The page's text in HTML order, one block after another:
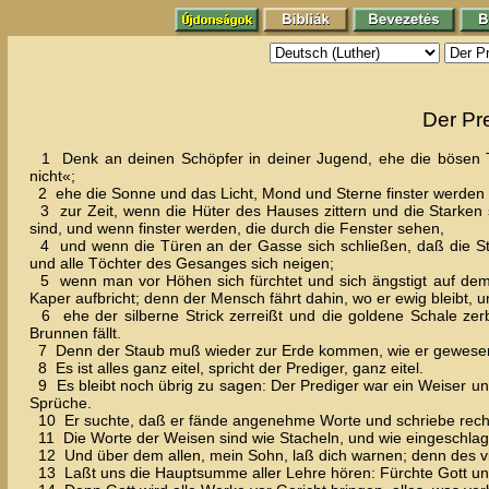
Der
1 Denk an deinen Schöpfer in deiner Jugend, ehe die bösen
nicht«;
2 ehe die Sonne und das Licht, Mond und Sterne finster
3 zur Zeit, wenn die Hüter des Hauses zittern und die
sind, und wenn finster werden, die durch die Fenster sehen,
4 und wenn die Türen an der Gasse sich schließen, daß die
und alle Töchter des Gesanges sich neigen;
5 wenn man vor Höhen sich fürchtet und sich ängstigt auf
Kaper aufbricht; denn der Mensch fährt dahin, wo er ewig bleibt,
6 ehe der silberne Strick zerreißt und die goldene Schale
Brunnen fällt.
7 Denn der Staub muß wieder zur Erde kommen, wie er
8 Es ist alles ganz eitel, spricht der Prediger, ganz eitel.
9 Es bleibt noch übrig zu sagen: Der Prediger war ein Weiser
Sprüche.
10 Er suchte, daß er fände angenehme Worte und schriebe
11 Die Worte der Weisen sind wie Stacheln, und wie
12 Und über dem allen, mein Sohn, laß dich warnen; denn des
13 Laßt uns die Hauptsumme aller Lehre hören: Fürchte Gott